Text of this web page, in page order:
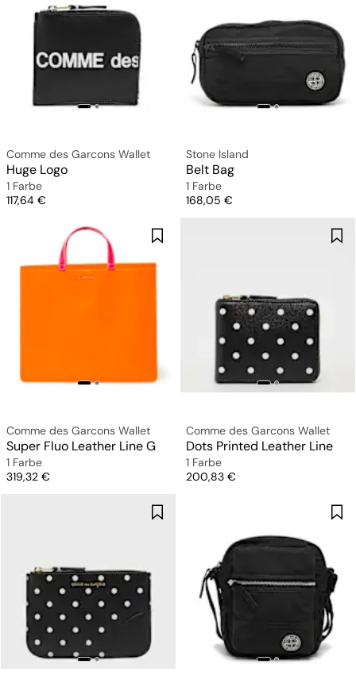
Comme des Garcons Wallet
Huge Logo
1 Farbe
Preis
117,64 €
Stone Island
Belt Bag
1 Farbe
Preis
168,05 €
Comme des Garcons Wallet
Super Fluo Leather Line G
1 Farbe
Preis
319,32 €
Comme des Garcons Wallet
Dots Printed Leather Line
1 Farbe
Preis
200,83 €